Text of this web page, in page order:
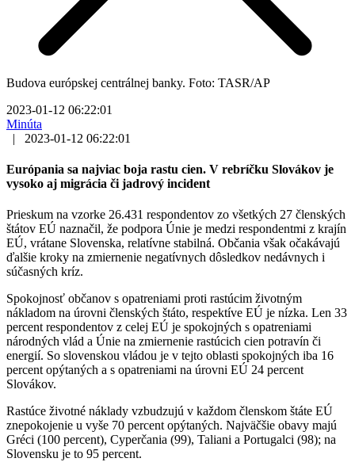
Budova európskej centrálnej banky. Foto: TASR/AP
2023-01-12 06:22:01
Minúta
|
2023-01-12 06:22:01
Európania sa najviac boja rastu cien. V rebríčku Slovákov je
vysoko aj migrácia či jadrový incident
Prieskum na vzorke 26.431 respondentov zo všetkých 27 členských
štátov EÚ naznačil, že podpora Únie je medzi respondentmi z krajín
EÚ, vrátane Slovenska, relatívne stabilná. Občania však očakávajú
ďalšie kroky na zmiernenie negatívnych dôsledkov nedávnych i
súčasných kríz.
Spokojnosť občanov s opatreniami proti rastúcim životným
nákladom na úrovni členských štáto, respektíve EÚ je nízka. Len 33
percent respondentov z celej EÚ je spokojných s opatreniami
národných vlád a Únie na zmiernenie rastúcich cien potravín či
energií. So slovenskou vládou je v tejto oblasti spokojných iba 16
percent opýtaných a s opatreniami na úrovni EÚ 24 percent
Slovákov.
Rastúce životné náklady vzbudzujú v každom členskom štáte EÚ
znepokojenie u vyše 70 percent opýtaných. Najväčšie obavy majú
Gréci (100 percent), Cyperčania (99), Taliani a Portugalci (98); na
Slovensku je to 95 percent.